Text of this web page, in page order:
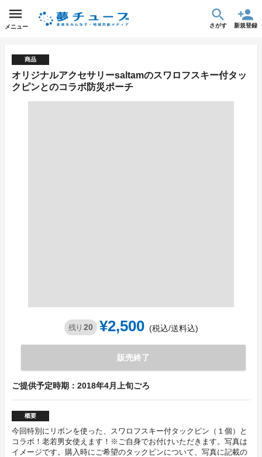
メニュー さがす 新規登録
商品
オリジナルアクセサリーsaltamのスワロフスキー付タッ
クピンとのコラボ防災ポーチ
残り 20 ¥2,500 (税込/送料込)
販売終了
ご提供予定時期：2018年4月上旬ごろ
概要
今回特別にリボンを使った、スワロフスキー付タックピン（１個）と
コラボ！老若男女使えます！※ご自身でお付けいただきます。写真は
イメージです。購入時にご希望のタックピンについて、写真に記載の